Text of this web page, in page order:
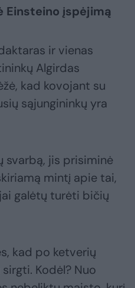
Einsteino įspėjimą
ir vienas
Algirdas
kad kovojant su
sąjungininkų yra
svarbą, jis prisiminė
mintį apie tai,
galėtų turėti bičių
kad po ketverių
Kodėl? Nuo